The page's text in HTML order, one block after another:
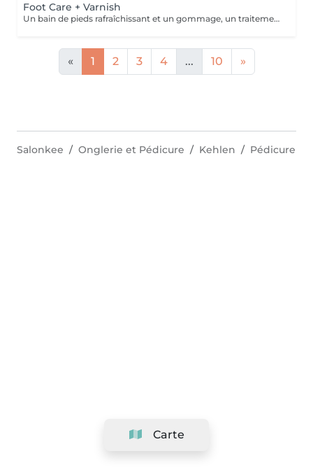
Foot Care + Varnish
Un bain de pieds rafraîchissant et un gommage, un traitement des ongles et des cuticules, un massage des jambes et des pieds. Une sensation de détente et de calme accentue ce traitement. Il est suivi de l'application d'un vernis à ongles de votre choix.
« 1 2 3 4 ... 10 »
Carte
Salonkee Onglerie et Pédicure Kehlen Pédicure